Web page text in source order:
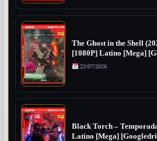
The Ghost in the Shell
[1080P] Latino [Mega]
22/07/2026
Black Torch –
Latino [Mega]